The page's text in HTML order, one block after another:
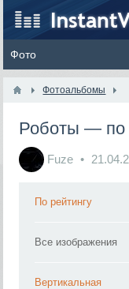
Фотоальбомы
Роботы — по
Fuze
По рейтингу
Все изображения
Вертикальная